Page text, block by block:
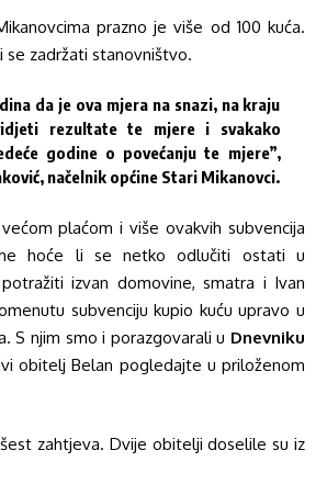
prazno je više od 100 kuća.
se zadržati stanovništvo.
da je ova mjera na snazi, na kraju
rezultate te mjere i svakako
godine o povećanju te mjere”,
načelnik općine Stari Mikanovci.
plaćom i više ovakvih subvencija
hoće li se netko odlučiti ostati u
izvan domovine, smatra i Ivan
subvenciju kupio kuću upravo u
S njim smo i porazgovarali u Dnevniku
obitelj Belan pogledajte u priloženom
zahtjeva. Dvije obitelji doselile su iz